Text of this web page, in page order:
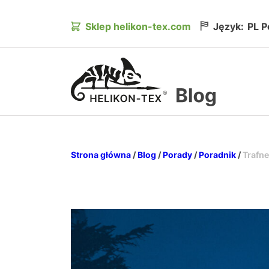
Sklep helikon-tex.com Język: PL
Główne Logo
Strona główna /Blog /Porady /Poradnik /